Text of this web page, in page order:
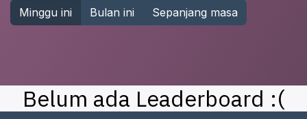
Minggu ini
Bulan ini Sepanjang masa
Belum ada Leaderboard :(